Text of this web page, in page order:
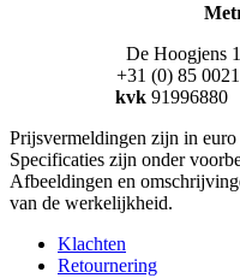
De Hoogjens
+31 (0) 85
kvk 91996880
Prijsvermeldingen zijn in
Specificaties zijn onder
Afbeeldingen en
van de werkelijkheid.
Klachten
Retournering